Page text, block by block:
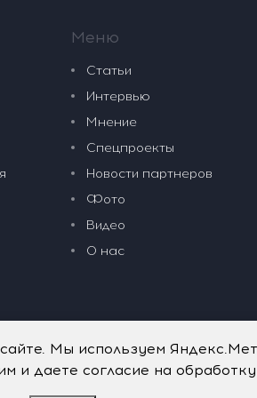
Меню
Статьи
Интервью
Мнение
Спецпроекты
Новости партнеров
Фото
Видео
О нас
Мы используем
и даете согласие на